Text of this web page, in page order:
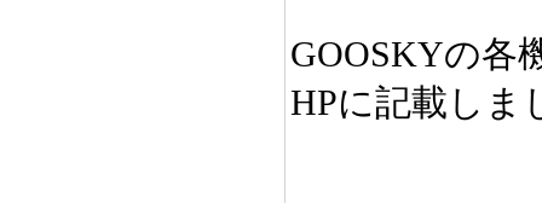
GOOSKYの各
HPに記載しま